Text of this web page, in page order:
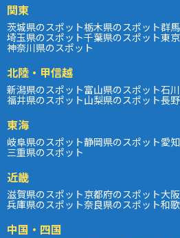
関東
茨城県のスポット栃木県のスポット群
埼玉県のスポット千葉県のスポット東
神奈川県のスポット
北陸・甲信越
新潟県のスポット富山県のスポット石
福井県のスポット山梨県のスポット長
東海
岐阜県のスポット静岡県のスポット愛
三重県のスポット
近畿
滋賀県のスポット京都府のスポット大
兵庫県のスポット奈良県のスポット和
中国・四国